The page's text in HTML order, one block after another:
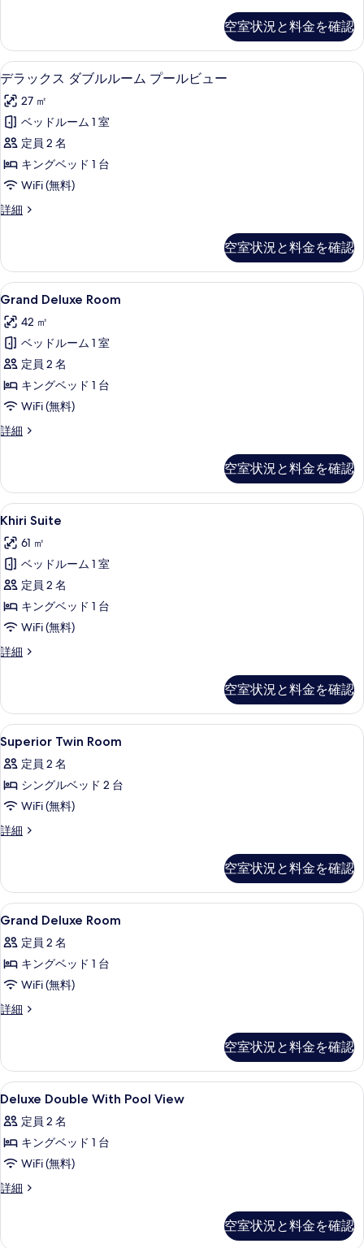
を
表
示
す
る
詳
細
空室状況と料金を確認
デ
ラ
ッ
ク
ス
ダ
ル
ー
ム
プ
ー
ル
ビ
ュ
ー
の
て
の
写
真
を
表
示
る
デラックス ダブルルーム プールビ
6
デラックス ダブルルーム プールビュー
27 ㎡
ベッドルーム 1 室
定員 2 名
キングベッド 1 台
WiFi (無料)
詳細
デ
ス
ダ
ブ
ル
ー
ム
プ
ー
ル
ビ
ュ
細
空室状況と料金を確認
Grand
Deluxe
Room
の
す
べ
て
の
を
表
示
す
る
Grand Deluxe Room | セーフティボ
11
Grand Deluxe Room
42 ㎡
ベッドルーム 1 室
定員 2 名
キングベッド 1 台
WiFi (無料)
詳細
Grand
詳
細
空室状況と料金を確認
Khiri
Suite
の
す
べ
て
の
写
表
示
す
る
Khiri Suite | セーフティボックス (室
11
Khiri Suite
61 ㎡
ベッドルーム 1 室
定員 2 名
キングベッド 1 台
WiFi (無料)
詳細
Khiri
細
空室状況と料金を確認
Superior
Twin
Room
の
す
べ
写
真
を
表
示
す
セーフティボックス (室内)、デスク
7
Superior Twin Room
定員 2 名
シングルベッド 2 台
WiFi (無料)
詳細
Superior
詳
細
空室状況と料金を確認
Grand
Deluxe
Room
の
す
べ
写
真
を
表
示
す
セーフティボックス (室内)、デスク
11
Grand Deluxe Room
定員 2 名
キングベッド 1 台
WiFi (無料)
詳細
Grand
詳
細
空室状況と料金を確認
Deluxe
Double
With
Pool
View
の
セーフティボックス (室内)、デスク
6
Deluxe Double With Pool View
定員 2 名
キングベッド 1 台
WiFi (無料)
詳細
Deluxe
空室状況と料金を確認